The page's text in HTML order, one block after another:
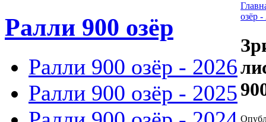
Ралли 900 озёр
Ралли 900 озёр - 2026
Ралли 900 озёр - 2025
озёр -